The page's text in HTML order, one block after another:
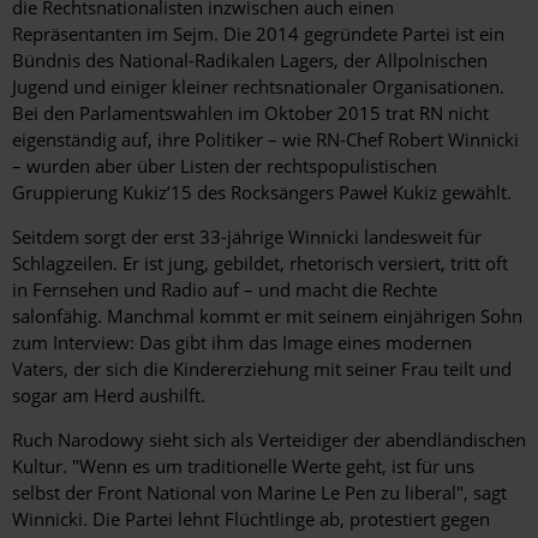
die Rechtsnationalisten inzwischen auch einen
Repräsentanten im Sejm. Die 2014 gegründete Partei ist ein
Bündnis des National-Radikalen Lagers, der Allpolnischen
Jugend und einiger kleiner rechtsnationaler Organisationen.
Bei den Parlamentswahlen im Oktober 2015 trat RN nicht
eigenständig auf, ihre Politiker – wie RN-Chef Robert Winnicki
– wurden aber über Listen der rechtspopulistischen
Gruppierung Kukiz’15 des Rocksängers ­Paweł Kukiz gewählt.
Seitdem sorgt der erst 33-jährige Winnicki landesweit für
Schlagzeilen. Er ist jung, gebildet, rhetorisch versiert, tritt oft
in Fernsehen und Radio auf – und macht die Rechte
salonfähig. Manchmal kommt er mit seinem einjährigen Sohn
zum Interview: Das gibt ihm das Image eines modernen
Vaters, der sich die Kindererziehung mit seiner Frau teilt und
sogar am Herd aushilft.
Ruch Narodowy sieht sich als Verteidiger der abendländischen
Kultur. "Wenn es um traditionelle Werte geht, ist für uns
selbst der Front National von Marine Le Pen zu liberal", sagt
Winnicki. Die Partei lehnt Flüchtlinge ab, protestiert gegen